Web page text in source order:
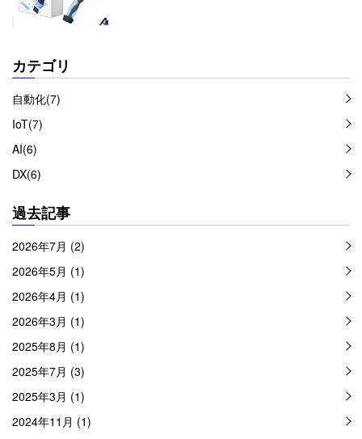
カテゴリ
自動化(7)
IoT(7)
AI(6)
DX(6)
過去記事
2026年7月 (2)
2026年5月 (1)
2026年4月 (1)
2026年3月 (1)
2025年8月 (1)
2025年7月 (3)
2025年3月 (1)
2024年11月 (1)